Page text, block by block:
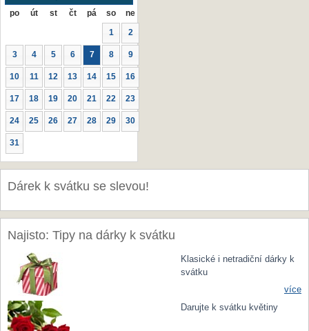
po út st čt pá so ne
1 2
3 4 5 6 7 8 9
10 11 12 13 14 15 16
17 18 19 20 21 22 23
24 25 26 27 28 29 30
31
Dárek k svátku se slevou!
Najisto: Tipy na dárky k svátku
Klasické i netradiční dárky k
svátku
více
Darujte k svátku květiny